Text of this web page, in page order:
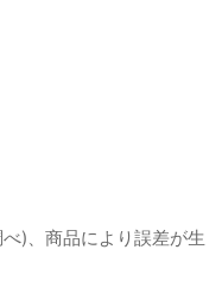
)、商品により誤差が生